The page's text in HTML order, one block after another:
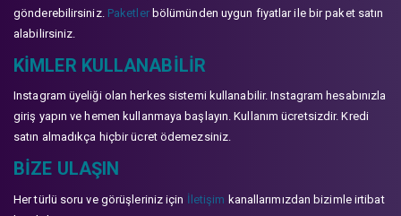
gönderebilirsiniz. Paketlerbölümünden uygun fiyatlar ile bir paket satın
alabilirsiniz.
KIMLER KULLANABILIR
Instagram üyeliği olan herkes sistemi kullanabilir. Instagram hesabınızla
giriş yapın ve hemen kullanmaya başlayın. Kullanım ücretsizdir. Kredi
satın almadıkça hiçbir ücret ödemezsiniz.
BIZE ULAŞIN
Her türlü soru ve görüşleriniz için İletişim kanallarımızdan bizimle irtibat